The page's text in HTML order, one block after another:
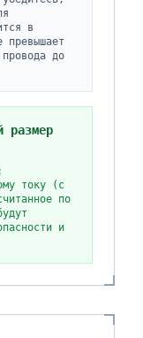
в
превышает
до
размер
току (с
по
и